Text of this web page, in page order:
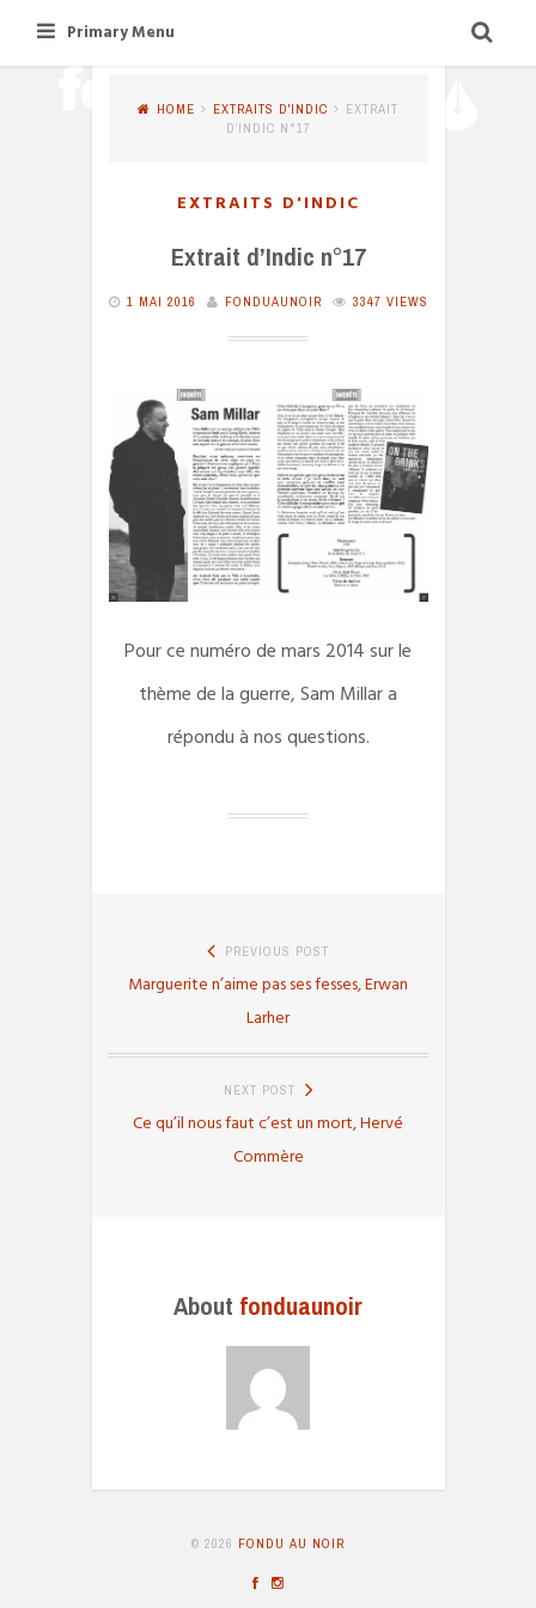
Primary Menu
HOME EXTRAITS D'INDIC
EXTRAIT
D’INDIC N°17
EXTRAITS D'INDIC
Extrait d’Indic n°17
1 MAI 2016 FONDUAUNOIR 3347 VIEWS
Pour ce numéro de mars 2014 sur le
thème de la guerre, Sam Millar a
répondu à nos questions.
Navigation
de
PREVIOUS POST
Previous
post:
Marguerite n’aime pas ses fesses, Erwan
Larher
NEXT POST
Next
post:
Ce qu’il nous faut c’est un mort, Hervé
Commère
About fonduaunoir
© 2026 FONDU AU NOIR